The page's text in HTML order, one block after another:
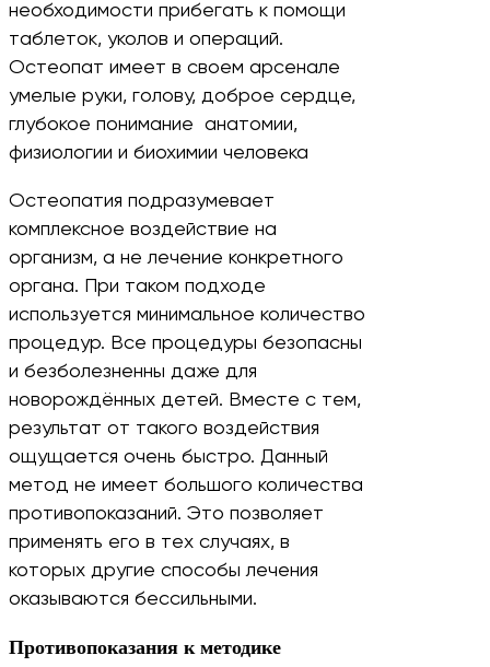
необходимости прибегать к помощи
таблеток, уколов и операций.
Остеопат имеет в своем арсенале
умелые руки, голову, доброе сердце,
глубокое понимание анатомии,
физиологии и биохимии человека
Остеопатия подразумевает
комплексное воздействие на
организм, а не лечение конкретного
органа. При таком подходе
используется минимальное количество
процедур. Все процедуры безопасны
и безболезненны даже для
новорождённых детей. Вместе с тем,
результат от такого воздействия
ощущается очень быстро. Данный
метод не имеет большого количества
противопоказаний. Это позволяет
применять его в тех случаях, в
которых другие способы лечения
оказываются бессильными.
Противопоказания к методике